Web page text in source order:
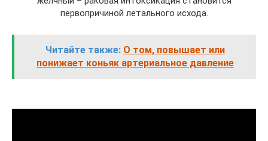
первопричиной летального исхода.
Читайте также: О том, повышает или
понижает коньяк артериальное давление